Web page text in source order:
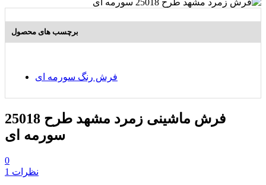
برچسب های محصول
فرش رنگ سورمه ای
فرش ماشینی زمرد مشهد طرح 25018
سورمه ای
0
1 نظرات